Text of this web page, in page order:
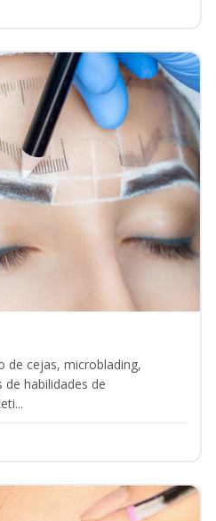
de cejas, microblading,
habilidades de